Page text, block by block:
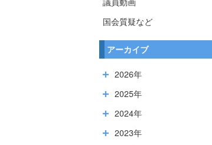
国会質疑など
アーカイブ
2026年
2025年
2024年
2023年